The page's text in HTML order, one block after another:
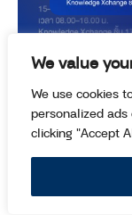
We value
We use cookies
personalized
clicking "Accept
ข้น 4 วัน เรีย
KX